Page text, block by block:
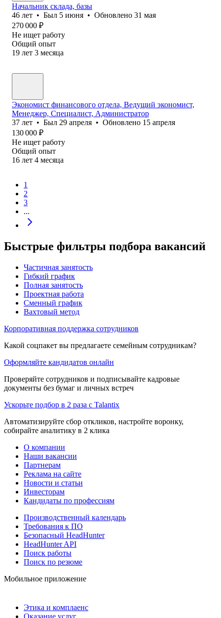
Начальник склада, базы
46 лет • Был 5 июня • Обновлено 31 мая
270 000 ₽
Не ищет работу
Общий опыт
19 лет 3 месяца
Экономист финансового отдела, Ведущий экономист,
Менеджер, Специалист, Администратор
37 лет • Был 29 апреля • Обновлено 15 апреля
130 000 ₽
Не ищет работу
Общий опыт
16 лет 4 месяца
1
2
3
...
Быстрые фильтры подбора вакансий
Частичная занятость
Гибкий график
Полная занятость
Проектная работа
Сменный график
Вахтовый метод
Корпоративная поддержка сотрудников
Какой соцпакет вы предлагаете семейным сотрудникам?
Оформляйте кандидатов онлайн
Проверяйте сотрудников и подписывайте кадровые
документы без бумаг и личных встреч
Ускорьте подбор в 2 раза с Talantix
Автоматизируйте сбор откликов, настройте воронку,
собирайте аналитику в 2 клика
О компании
Наши вакансии
Партнерам
Реклама на сайте
Новости и статьи
Инвесторам
Кандидаты по профессиям
Производственный календарь
Требования к ПО
Безопасный HeadHunter
HeadHunter API
Поиск работы
Поиск по резюме
Мобильное приложение
Этика и комплаенс
Оказание услуг